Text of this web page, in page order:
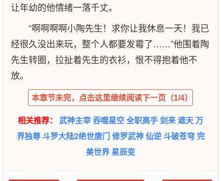
让年幼的他情绪一落千丈。
“啊啊啊啊小陶先生！求你让我休息一天！我已
经很久没出来玩，整个人都要发霉了……”他围着陶
先生转圈，拉扯着先生的衣衫，恨不得抱着他不
放。
本章节未完，点击这里继续阅读下一页（1/4）
相关推荐： 武神主宰吞噬星空全职高手剑来遮天 万
界独尊 斗罗大陆2绝世唐门修罗武神仙逆 斗破苍穹 完
美世界星辰变